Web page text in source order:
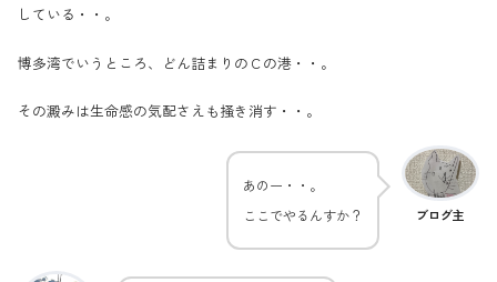
している・・。
博多湾でいうところ、どん詰まりのＣの港・・。
その澱みは生命感の気配さえも掻き消す・・。
ブログ主
あのー・・。
ここでやるんすか？